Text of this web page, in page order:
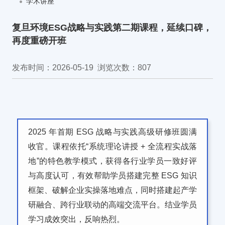
复旦环境ESG战略与实践第二期课程，延续口碑，
再度重磅开班
发布时间：2026-05-19 浏览次数： 807
2025 年首期 ESG 战略与实践高级研修班圆满
收官。课程依托“系统理论讲授 + 全流程实战落
地”的特色教学模式，获得各行业学员一致好评
与高度认可，有效帮助学员搭建完整 ESG 知识
框架、破解企业实操落地难点，同时搭建起产学
研融合、跨行业联动的高端交流平台。结业学员
学习成效突出，反响热烈。